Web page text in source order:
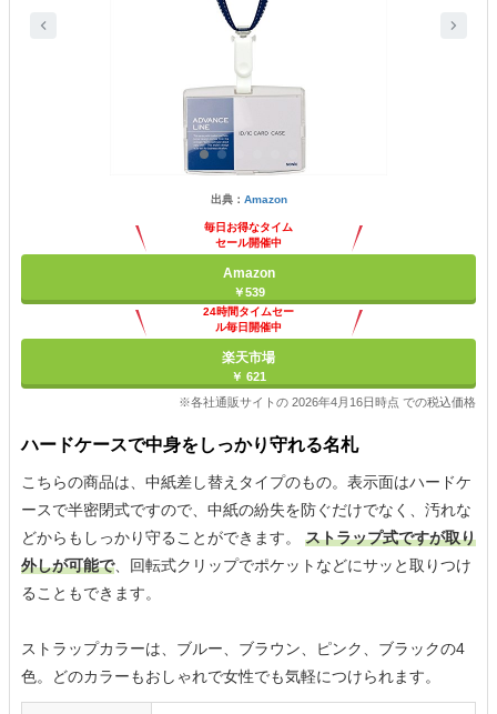
出典： Amazon
毎日お得なタイム
セール開催中
Amazon
￥539
24時間タイムセー
ル毎日開催中
楽天市場
￥ 621
※各社通販サイトの 2026年4月16日時点 での税込価格
ハードケースで中身をしっかり守れる名札
こちらの商品は、中紙差し替えタイプのもの。表示面はハードケ
ースで半密閉式ですので、中紙の紛失を防ぐだけでなく、汚れな
どからもしっかり守ることができます。 ストラップ式ですが取り
外しが可能で、回転式クリップでポケットなどにサッと取りつけ
ることもできます。
ストラップカラーは、ブルー、ブラウン、ピンク、ブラックの4
色。どのカラーもおしゃれで女性でも気軽につけられます。